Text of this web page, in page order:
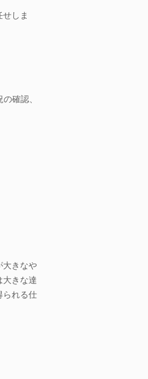
しま
確認、
大きなや
大きな達
られる仕